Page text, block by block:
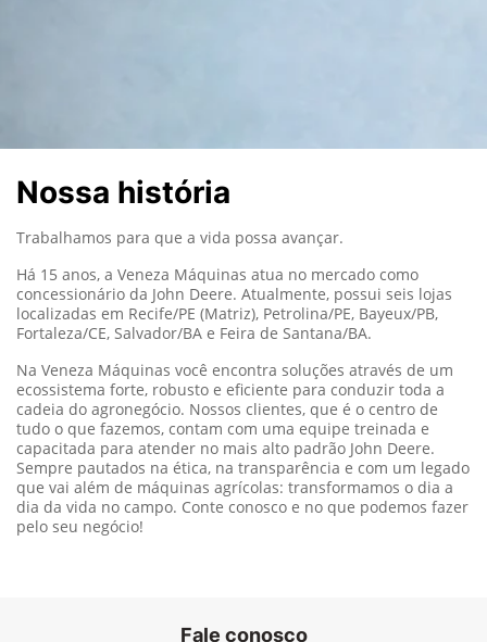
Nossa história
Trabalhamos para que a vida possa avançar.
Há 15 anos, a Veneza Máquinas atua no mercado como
concessionário da John Deere. Atualmente, possui seis lojas
localizadas em Recife/PE (Matriz), Petrolina/PE, Bayeux/PB,
Fortaleza/CE, Salvador/BA e Feira de Santana/BA.
Na Veneza Máquinas você encontra soluções através de um
ecossistema forte, robusto e eficiente para conduzir toda a
cadeia do agronegócio. Nossos clientes, que é o centro de
tudo o que fazemos, contam com uma equipe treinada e
capacitada para atender no mais alto padrão John Deere.
Sempre pautados na ética, na transparência e com um legado
que vai além de máquinas agrícolas: transformamos o dia a
dia da vida no campo. Conte conosco e no que podemos fazer
pelo seu negócio!
Fale conosco